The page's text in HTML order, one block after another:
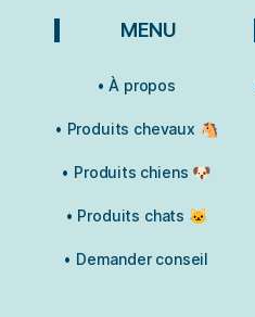
MENU
• À propos
• Produits chevaux 🐴
• Produits chiens 🐶
• Produits chats 🐱
• Demander conseil